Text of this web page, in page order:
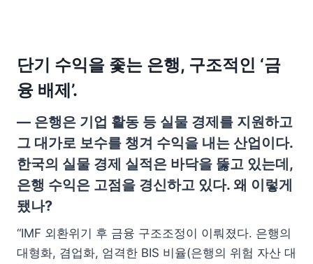
단기 수익을 좇는 은행, 구조적인 ‘금
융 배제’.
— 은행은 기업 활동 등 실물 경제를 지원하고
그 대가로 보수를 챙겨 수익을 내는 산업이다.
한국의 실물 경제 실적은 바닥을 뚫고 있는데,
은행 수익은 고점을 경신하고 있다. 왜 이렇게
됐나?
“IMF 외환위기 후 금융 구조조정이 이뤄졌다. 은행의
대형화, 겸업화, 엄격한 BIS 비율(은행의 위험 자산 대